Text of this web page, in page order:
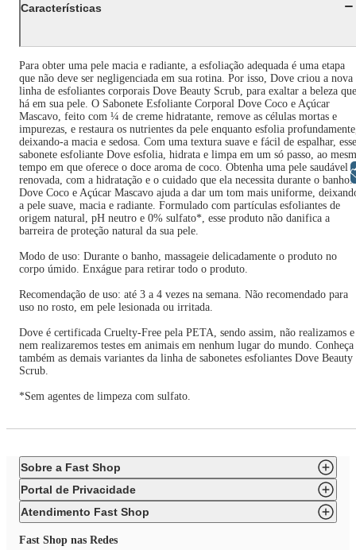
Características
Para obter uma pele macia e radiante, a esfoliação adequada é uma etapa
que não deve ser negligenciada em sua rotina. Por isso, Dove criou a nova
linha de esfoliantes corporais Dove Beauty Scrub, para exaltar a beleza que
há em sua pele. O Sabonete Esfoliante Corporal Dove Coco e Açúcar
Mascavo, feito com ¼ de creme hidratante, remove as células mortas e
impurezas, e restaura os nutrientes da pele enquanto esfolia
deixando-a macia e sedosa. Com uma textura suave e fácil de espalhar, esse
sabonete esfoliante Dove esfolia, hidrata e limpa em um só passo, ao
tempo em que oferece o doce aroma de coco. Obtenha uma pele saudável e
renovada, com a hidratação e o cuidado que ela necessita durante o banho.
Dove Coco e Açúcar Mascavo ajuda a dar um tom mais uniforme,
a pele suave, macia e radiante. Formulado com partículas esfoliantes de
origem natural, pH neutro e 0% sulfato*, esse produto não danifica a
barreira de proteção natural da sua pele.
Modo de uso: Durante o banho, massageie delicadamente o produto no
corpo úmido. Enxágue para retirar todo o produto.
Recomendação de uso: até 3 a 4 vezes na semana. Não recomendado para
uso no rosto, em pele lesionada ou irritada.
Dove é certificada Cruelty-Free pela PETA, sendo assim, não realizamos e
nem realizaremos testes em animais em nenhum lugar do mundo. Conheça
também as demais variantes da linha de sabonetes esfoliantes Dove Beauty
Scrub.
*Sem agentes de limpeza com sulfato.
Sobre a Fast Shop
Portal de Privacidade
Atendimento Fast Shop
Fast Shop nas Redes
Libras